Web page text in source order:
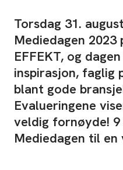
Torsdag 31.
Mediedagen
EFFEKT, og
inspirasjon, faglig
blant gode
Evalueringene
veldig fornøyde!
Mediedagen til